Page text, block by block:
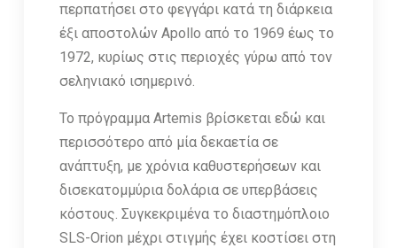
περπατήσει στο φεγγάρι κατά τη διάρκεια
έξι αποστολών Apollo από το 1969 έως το
1972, κυρίως στις περιοχές γύρω από τον
σεληνιακό ισημερινό.
Το πρόγραμμα Artemis βρίσκεται εδώ και
περισσότερο από μία δεκαετία σε
ανάπτυξη, με χρόνια καθυστερήσεων και
δισεκατομμύρια δολάρια σε υπερβάσεις
κόστους. Συγκεκριμένα το διαστημόπλοιο
SLS-Oriοn μέχρι στιγμής έχει κοστίσει στη